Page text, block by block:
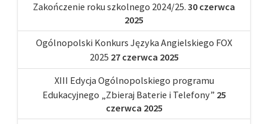
Zakończenie roku szkolnego 2024/25. 30 czerwca
2025
Ogólnopolski Konkurs Języka Angielskiego FOX
2025 27 czerwca 2025
XIII Edycja Ogólnopolskiego programu
Edukacyjnego „Zbieraj Baterie i Telefony” 25
czerwca 2025